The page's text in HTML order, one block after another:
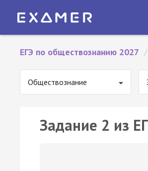
ЕГЭ по обществознанию 2027 /
Обществознание
Задание 2 из